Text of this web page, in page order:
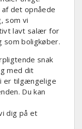
det opnåede
som vi
lavt salær for
boligkøber.
snak
med dit
er tilgængelige
Du kan
dig på et